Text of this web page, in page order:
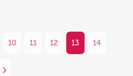
10 11 12 13 14